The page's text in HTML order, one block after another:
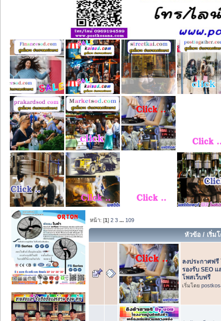
หน้า: [1]2 3 ... 109
หัวข้อ / เริ่ม
ลงประกาศฟรี
รองรับ SEO แ
โพสเว็บฟรี
เริ่มโดย